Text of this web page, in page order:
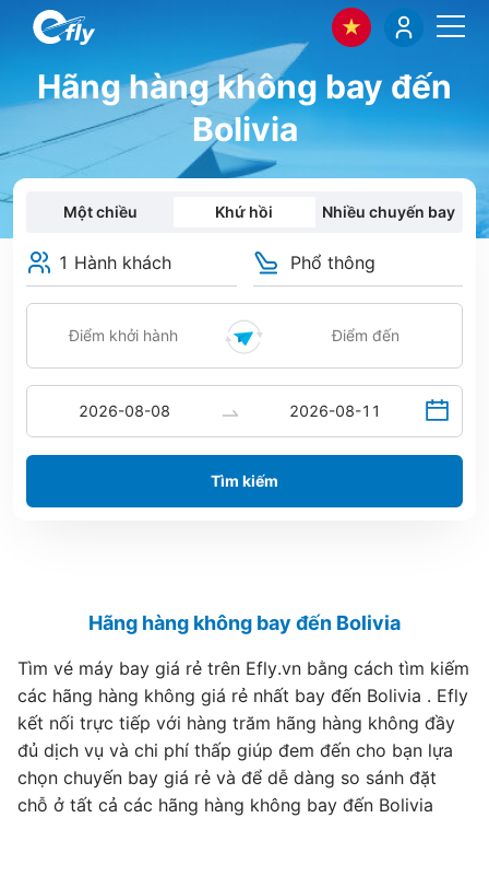
Hãng hàng không bay đến
Bolivia
Một chiều Khứ hồi Nhiều chuyến bay
1 Hành khách Phổ thông
Tìm kiếm
Hãng hàng không bay đến Bolivia
Tìm vé máy bay giá rẻ trên Efly.vn bằng cách tìm kiếm
các hãng hàng không giá rẻ nhất bay đến Bolivia . Efly
kết nối trực tiếp với hàng trăm hãng hàng không đầy
đủ dịch vụ và chi phí thấp giúp đem đến cho bạn lựa
chọn chuyến bay giá rẻ và để dễ dàng so sánh đặt
chỗ ở tất cả các hãng hàng không bay đến Bolivia